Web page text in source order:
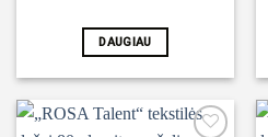
DAUGIAU